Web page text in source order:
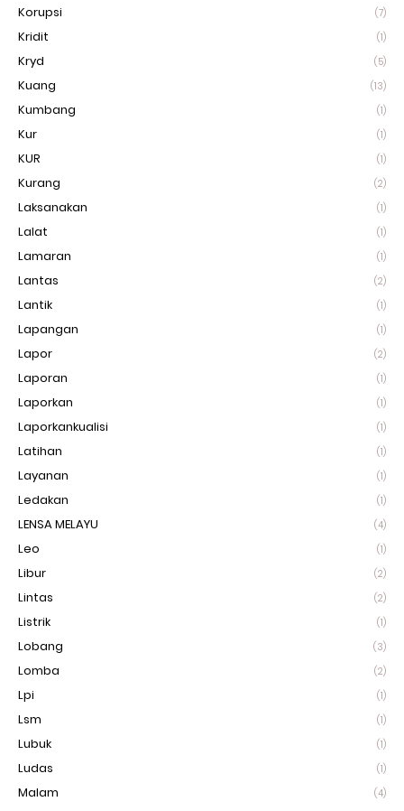
Korupsi (7)
Kridit (1)
Kryd (5)
Kuang (13)
Kumbang (1)
Kur (1)
KUR (1)
Kurang (2)
Laksanakan (1)
Lalat (1)
Lamaran (1)
Lantas (2)
Lantik (1)
Lapangan (1)
Lapor (2)
Laporan (1)
Laporkan (1)
Laporkankualisi (1)
Latihan (1)
Layanan (1)
Ledakan (1)
LENSA MELAYU (4)
Leo (1)
Libur (2)
Lintas (2)
Listrik (1)
Lobang (3)
Lomba (2)
Lpi (1)
Lsm (1)
Lubuk (1)
Ludas (1)
Malam (4)